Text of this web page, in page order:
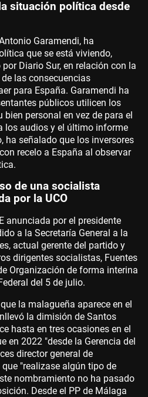
situación política desde
Garamendi, ha
que se está viviendo,
Diario Sur, en relación con la
las consecuencias
para España. Garamendi ha
públicos utilicen los
bien personal en vez de para el
los audios y el último informe
ha señalado que los inversores
recelo a España al observar
de una socialista
por la UCO
anunciada por el presidente
a la Secretaría General a la
actual gerente del partido y
dirigentes socialistas, Fuentes
Organización de forma interina
del 5 de julio.
la malagueña aparece en el
la dimisión de Santos
hasta en tres ocasiones en el
en 2022 "desde la Gerencia del
director general de
que "realizase algún tipo de
nombramiento no ha pasado
Desde el PP de Málaga